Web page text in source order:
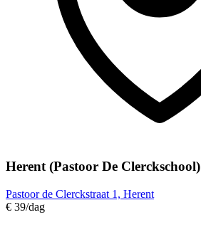
Herent (Pastoor De Clerckschool)
Pastoor de Clerckstraat 1, Herent
€ 39/dag